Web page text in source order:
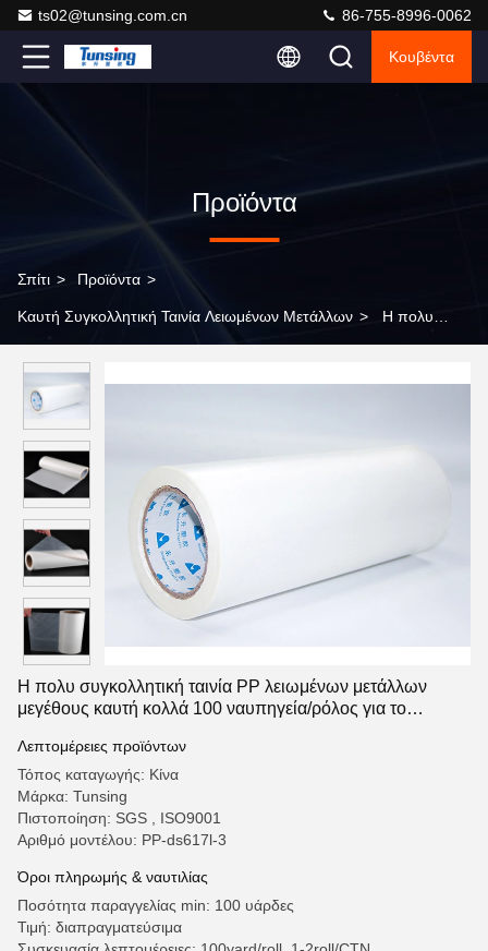
ts02@tunsing.com.cn 86-755-8996-0062
Κουβέντα
Προϊόντα
Σπίτι > Προϊόντα >
Καυτή Συγκολλητική Ταινία Λειωμένων Μετάλλων > Η πολυ
κολλά 100 ναυπηγεία/ρόλος για το πλαστικό πολυπροπυλενίου
Η πολυ συγκολλητική ταινία PP λειωμένων μετάλλων
μεγέθους καυτή κολλά 100 ναυπηγεία/ρόλος για το
Λεπτομέρειες προϊόντων
Τόπος καταγωγής: Κίνα
Μάρκα: Tunsing
Πιστοποίηση: SGS , ISO9001
Αριθμό μοντέλου: PP-ds617l-3
Όροι πληρωμής & ναυτιλίας
Ποσότητα παραγγελίας min: 100 υάρδες
Τιμή: διαπραγματεύσιμα